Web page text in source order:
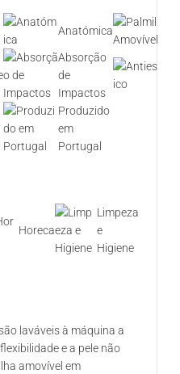
Anatómica
Absorção
de
Impactos
Produzido
em
Portugal
Horeca
Limpeza
e
Higiene
laváveis à máquina a
e a pele não
amovível em